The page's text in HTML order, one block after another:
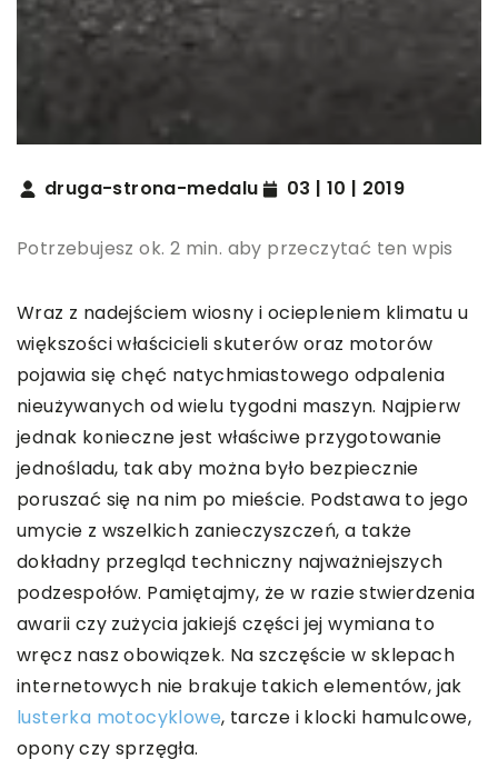
druga-strona-medalu 03 | 10 | 2019
Potrzebujesz ok. 2 min. aby przeczytać ten wpis
Wraz z nadejściem wiosny i ociepleniem klimatu u
większości właścicieli skuterów oraz motorów
pojawia się chęć natychmiastowego odpalenia
nieużywanych od wielu tygodni maszyn. Najpierw
jednak konieczne jest właściwe przygotowanie
jednośladu, tak aby można było bezpiecznie
poruszać się na nim po mieście. Podstawa to jego
umycie z wszelkich zanieczyszczeń, a także
dokładny przegląd techniczny najważniejszych
podzespołów. Pamiętajmy, że w razie stwierdzenia
awarii czy zużycia jakiejś części jej wymiana to
wręcz nasz obowiązek. Na szczęście w sklepach
internetowych nie brakuje takich elementów, jak
lusterka motocyklowe, tarcze i klocki hamulcowe,
opony czy sprzęgła.